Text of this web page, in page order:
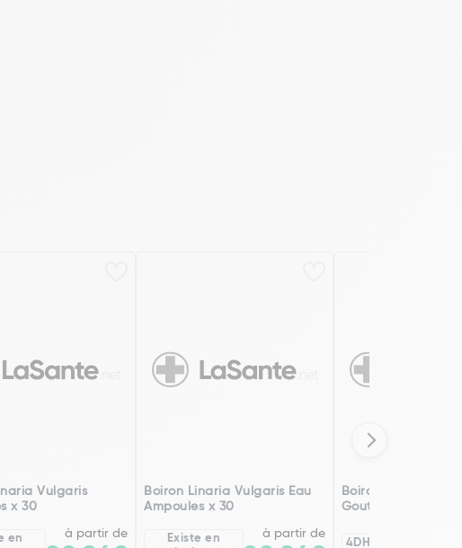
Vulgaris
x 30
en
à partir de
Boiron Linaria Vulgaris Eau
Ampoules x 30
Existe en
à partir de
Boiron Linaria
Gouttes
4DH